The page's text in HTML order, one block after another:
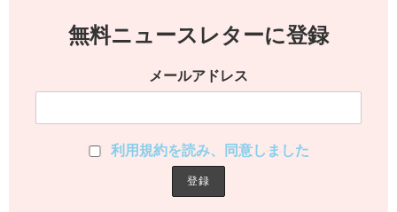
無料ニュースレターに登録
メールアドレス
利用規約を読み、同意しました